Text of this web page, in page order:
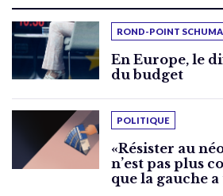
ROND-POINT
En Europe, le
du budget
POLITIQUE
«Résister au
n’est pas plus
que la gauche